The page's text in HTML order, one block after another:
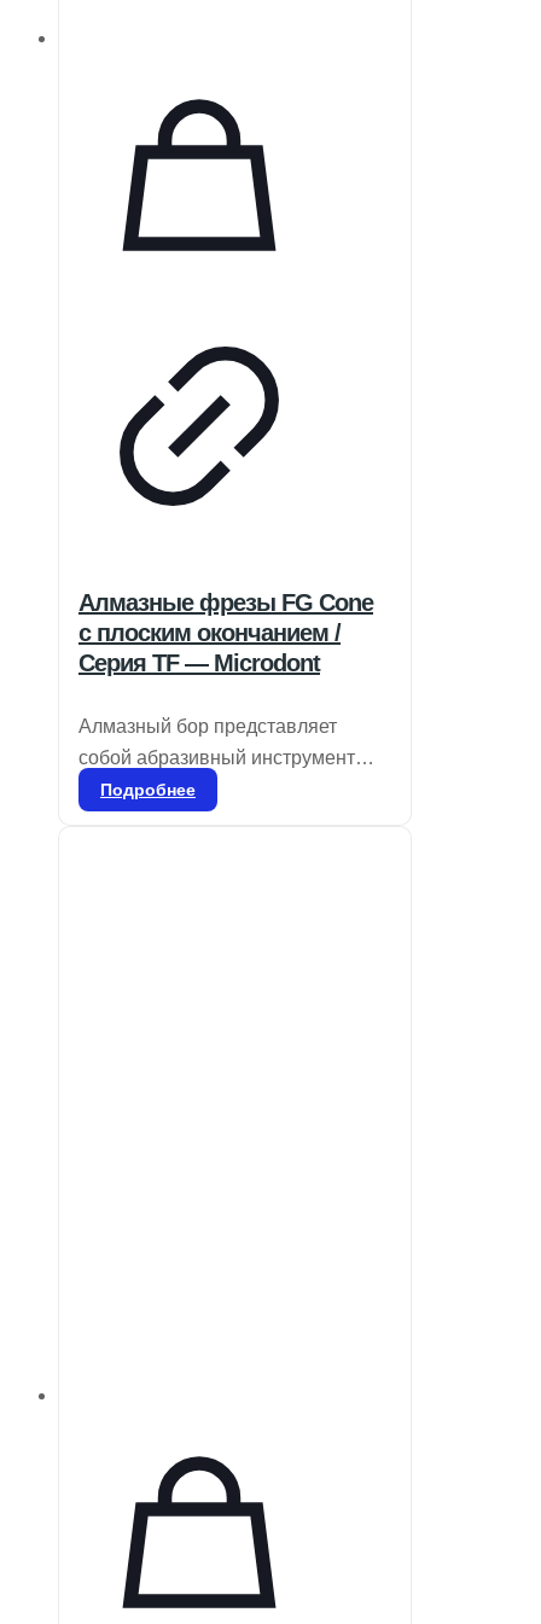
Алмазные фрезы FG Cone
с плоским окончанием /
Серия TF — Microdont
Алмазный бор представляет
собой абразивный инструмент
для стоматологического
Подробнее